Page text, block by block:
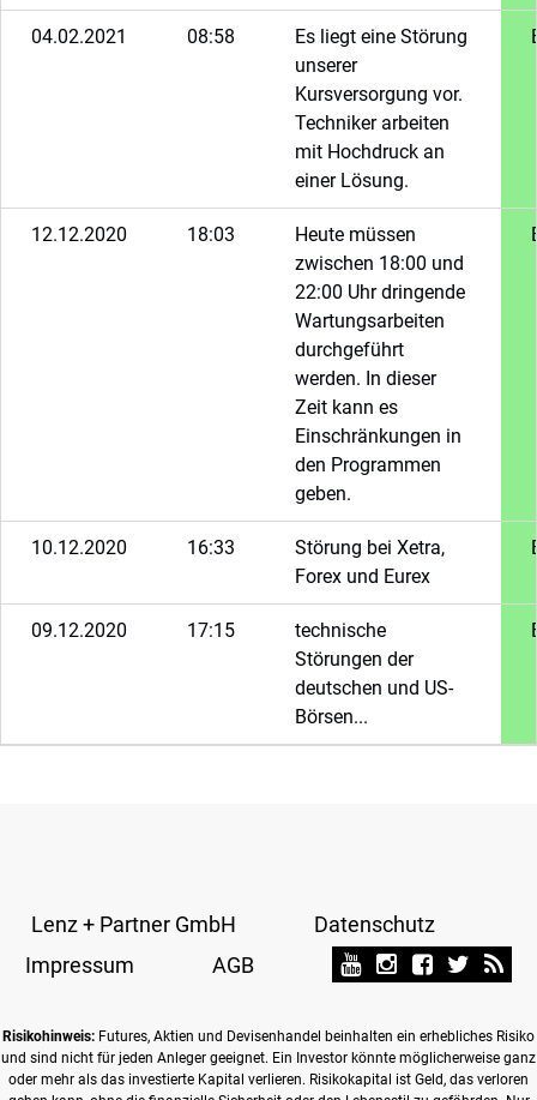
04.02.2021 08:58
Es liegt eine Störung
unserer
Kursversorgung vor.
Techniker arbeiten
mit Hochdruck an
einer Lösung.
12.12.2020 18:03
Heute müssen
zwischen 18:00 und
22:00 Uhr dringende
Wartungsarbeiten
durchgeführt
werden. In dieser
Zeit kann es
Einschränkungen in
den Programmen
geben.
10.12.2020 16:33
Störung bei Xetra,
Forex und Eurex
09.12.2020 17:15
technische
Störungen der
deutschen und US-
Börsen...
Lenz + Partner GmbH
Datenschutz
Impressum
AGB
Risikohinweis: Futures, Aktien und Devisenhandel beinhalten ein erhebliches Risiko
und sind nicht für jeden Anleger geeignet. Ein Investor könnte möglicherweise ganz
oder mehr als das investierte Kapital verlieren. Risikokapital ist Geld, das verloren